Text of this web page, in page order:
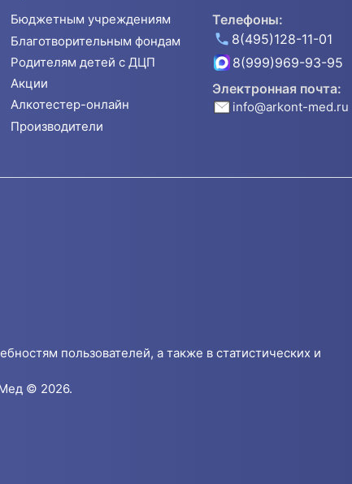
Бюджетным учреждениям
Благотворительным фондам
Родителям детей с ДЦП
Акции
Алкотестер-онлайн
Производители
Телефоны:
8(495)128-11-01
8(999)969-93-95
Электронная почта:
info@arkont-med.ru
пользователей, а также в статистических и
© 2026.